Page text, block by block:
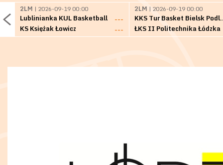
2LM | 2026-09-19 00:00
Lublinianka KUL Basketball
---
KS Księżak Łowicz
---
2LM | 2026-09-19 00:00
KKS Tur
ŁKS II Politechnika Łódzka